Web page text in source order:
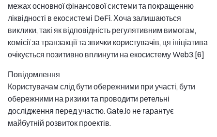
межах основної фінансової системи та покращенню
ліквідності в екосистемі DeFi. Хоча залишаються
виклики, такі як відповідність регулятивним вимогам,
комісії за транзакції та звички користувачів, ця ініціатива
очікується позитивно вплинути на екосистему Web3.[6]
Повідомлення
Користувачам слід бути обережними при участі, бути
обережними на ризики та проводити ретельні
дослідження перед участю. Gate.io не гарантує
майбутній розвиток проектів.